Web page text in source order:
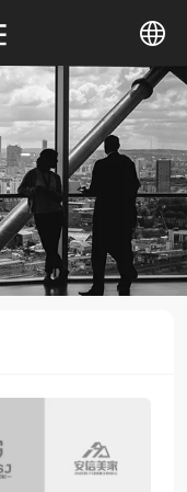
中文
English